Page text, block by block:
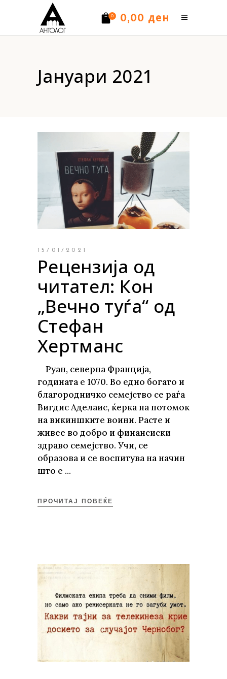
0 0,00 ден
Јануари 2021
15/01/2021
Рецензија од
читател: Кон
„Вечно туѓа“ од
Стефан
Хертманс
Руан, северна Франција,
годината е 1070. Во едно богато и
благородничко семејство се раѓа
Вигдис Аделаис, ќерка на потомок
на викиншките воини. Расте и
живее во добро и финансиски
здраво семејство. Учи, се
образова и се воспитува на начин
што е
ПРОЧИТАЈ ПОВЕЌЕ